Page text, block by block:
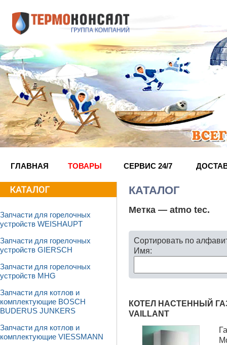
ГЛАВНАЯ ТОВАРЫ СЕРВИС 24/7
Запчасти для горелочных
устройств WEISHAUPT
Запчасти для горелочных
устройств GIERSCH
Запчасти для горелочных
устройств MHG
Запчасти для котлов и
комплектующие BOSCH
BUDERUS JUNKERS
Запчасти для котлов и
комплектующие VIESSMANN
КАТАЛОГ
Метка — atmo tec.
Сортировать по
Имя:
КОТЕЛ НАСТЕННЫЙ
VAILLANT